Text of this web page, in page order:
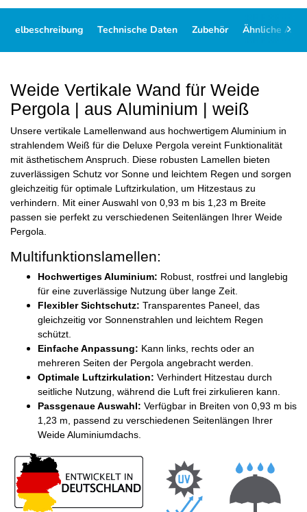
Technische Daten Zubehör Ähnliche
Weide Vertikale Wand für Weide
Pergola | aus Aluminium | weiß
Unsere vertikale Lamellenwand aus hochwertigem Aluminium in
strahlendem Weiß für die Deluxe Pergola vereint Funktionalität
mit ästhetischem Anspruch. Diese robusten Lamellen bieten
zuverlässigen Schutz vor Sonne und leichtem Regen und sorgen
gleichzeitig für optimale Luftzirkulation, um Hitzestaus zu
verhindern. Mit einer Auswahl von 0,93 m bis 1,23 m Breite
passen sie perfekt zu verschiedenen Seitenlängen Ihrer Weide
Pergola.
Multifunktionslamellen:
Hochwertiges Aluminium: Robust, rostfrei und langlebig
für eine zuverlässige Nutzung über lange Zeit.
Flexibler Sichtschutz: Transparentes Paneel, das
gleichzeitig vor Sonnenstrahlen und leichtem Regen
schützt.
Einfache Anpassung: Kann links, rechts oder an
mehreren Seiten der Pergola angebracht werden.
Optimale Luftzirkulation: Verhindert Hitzestau durch
seitliche Nutzung, während die Luft frei zirkulieren kann.
Passgenaue Auswahl: Verfügbar in Breiten von 0,93 m bis
1,23 m, passend zu verschiedenen Seitenlängen Ihrer
Weide Aluminiumdachs.